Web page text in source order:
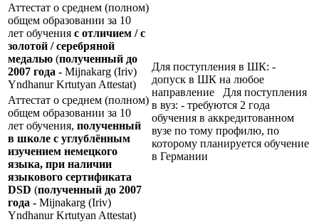
Аттестат о среднем (полном)
общем образовании за 10
лет обучения с отличием / с
золотой / серебряной
медалью (полученный до
2007 года - Mijnakarg (Iriv)
Yndhanur Krtutyan Attestat)
Для поступления в ШК: -
допуск в ШК на любое
направление Для поступления
в вуз: - требуются 2 года
обучения в аккредитованном
вузе по тому профилю, по
которому планируется обучение
в Германии
Аттестат о среднем (полном)
общем образовании за 10
лет обучения, полученный
в школе с углублённым
изучением немецкого
языка, при наличии
языкового сертификата
DSD (полученный до 2007
года - Mijnakarg (Iriv)
Yndhanur Krtutyan Attestat)